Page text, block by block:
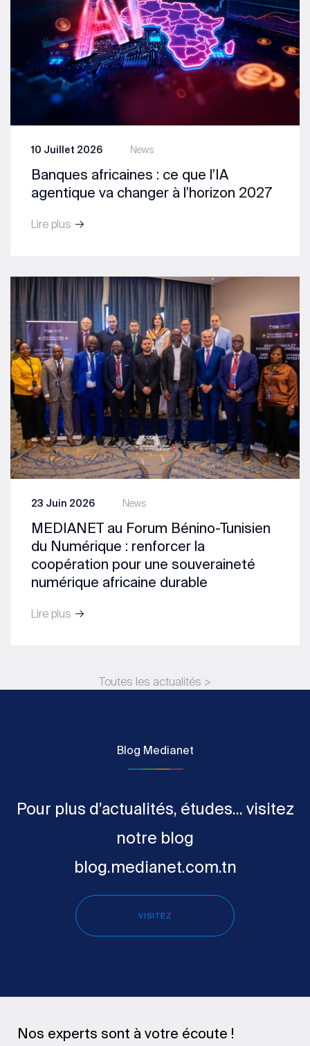
News
10 Juillet 2026
Banques africaines : ce que l’IA
agentique va changer à l’horizon 2027
Lire plus
News
23 Juin 2026
MEDIANET au Forum Bénino-Tunisien
du Numérique : renforcer la
coopération pour une souveraineté
numérique africaine durable
Lire plus
Toutes les actualités >
Blog Medianet
Pour plus d’actualités, études... visitez
notre blog
blog.medianet.com.tn
VISITEZ
Nos experts sont à votre écoute !